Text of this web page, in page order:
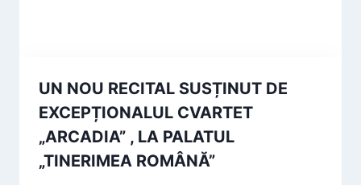
UN NOU RECITAL SUSȚINUT DE
EXCEPȚIONALUL CVARTET
„ARCADIA” , LA PALATUL
„TINERIMEA ROMÂNĂ”